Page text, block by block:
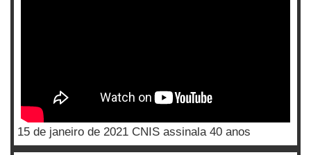
15 de janeiro de 2021 CNIS assinala 40 anos